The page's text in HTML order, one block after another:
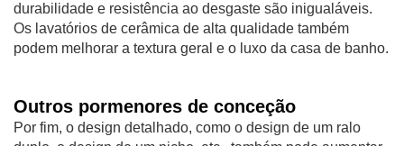
durabilidade e resistência ao desgaste são inigualáveis.
Os lavatórios de cerâmica de alta qualidade também
podem melhorar a textura geral e o luxo da casa de banho.
Outros pormenores de conceção
Por fim, o design detalhado, como o design de um ralo